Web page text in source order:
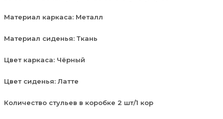
Материал каркаса: Металл
Материал сиденья: Ткань
Цвет каркаса: Чёрный
Цвет сиденья: Латте
Количество стульев в коробке 2 шт/1 кор